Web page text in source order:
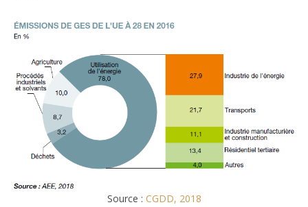
Source : CGDD, 2018